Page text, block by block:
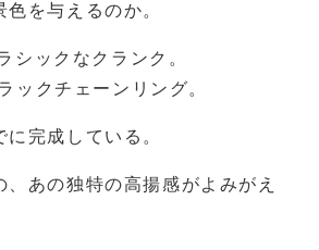
を与えるのか。
シックなクランク。
ックチェーンリング。
完成している。
あの独特の高揚感がよみがえ